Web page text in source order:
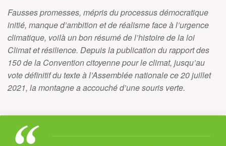
Fausses promesses, mépris du processus démocratique
initié, manque d’ambition et de réalisme face à l’urgence
climatique, voilà un bon résumé de l’histoire de la loi
Climat et résilience. Depuis la publication du rapport des
150 de la Convention citoyenne pour le climat, jusqu’au
vote définitif du texte à l’Assemblée nationale ce 20 juillet
2021, la montagne a accouché d’une souris verte.